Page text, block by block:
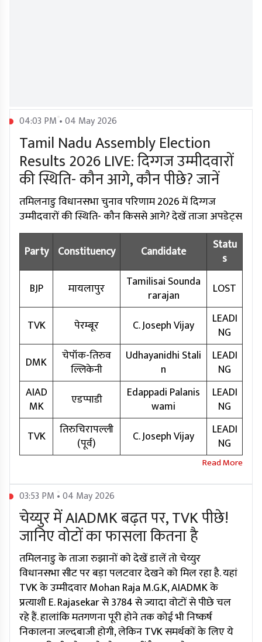
04:03 PM • 04 May 2026
Tamil Nadu Assembly Election
Results 2026 LIVE: दिग्गज उम्मीदवारों
की स्थिति- कौन आगे, कौन पीछे? जानें
तमिलनाडु विधानसभा चुनाव परिणाम 2026 में दिग्गज
उम्मीदवारों की स्थिति- कौन किससे आगे? देखें ताजा अपडेट्स
Party Constituency Candidate
Statu
s
BJP
मायलापुर
Tamilisai Sounda
rarajan
LOST
TVK पेरम्बूर C. Joseph Vijay
LEADI
NG
DMK
चेपॉक-तिरुव
ल्लिकेनी
Udhayanidhi Stali
n
LEADI
NG
AIAD
MK
एडप्पाडी
Edappadi Palanis
wami
LEADI
NG
TVK
तिरुचिरापल्ली
(पूर्व)
C. Joseph Vijay
LEADI
NG
03:53 PM • 04 May 2026
चेय्युर में AIADMK बढ़त पर, TVK पीछे!
जानिए वोटों का फासला कितना है
तमिलनाडु के ताजा रुझानों को देखें डालें तो चेय्युर
विधानसभा सीट पर बड़ा पलटवार देखने को मिल रहा है. यहां
TVK के उम्मीदवार Mohan Raja M.G.K, AIADMK के
प्रत्याशी E. Rajasekar से 3784 से ज्यादा वोटों से पीछे चल
रहे हैं. हालांकि मतगणना पूरी होने तक कोई भी निष्कर्ष
निकालना जल्दबाजी होगी, लेकिन TVK समर्थकों के लिए ये